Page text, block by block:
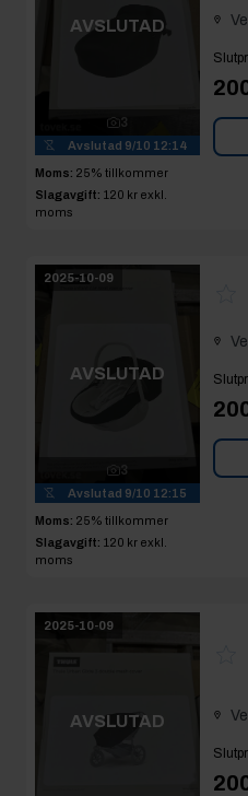
AVSLUTAD
3
Avslutad 9/10 12:14
Moms: 25% tillkommer
Slagavgift: 120 kr exkl.
moms
2025-10-09
AVSLUTAD
3
Avslutad 9/10 12:15
Moms: 25% tillkommer
Slagavgift: 120 kr exkl.
moms
2025-10-09
AVSLUTAD